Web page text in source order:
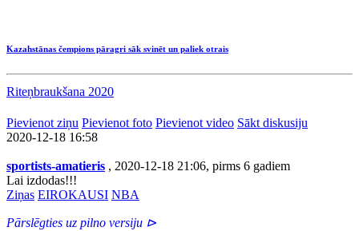
Kazahstānas čempions pāragri sāk svinēt un paliek otrais
Riteņbraukšana 2020
Pievienot ziņu Pievienot foto Pievienot video Sākt diskusiju
2020-12-18 16:58
sportists-amatieris , 2020-12-18 21:06, pirms 6 gadiem
Lai izdodas!!!
Ziņas EIROKAUSI NBA
Pārslēgties uz pilno versiju ⊳